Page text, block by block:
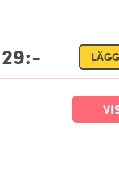
29:-